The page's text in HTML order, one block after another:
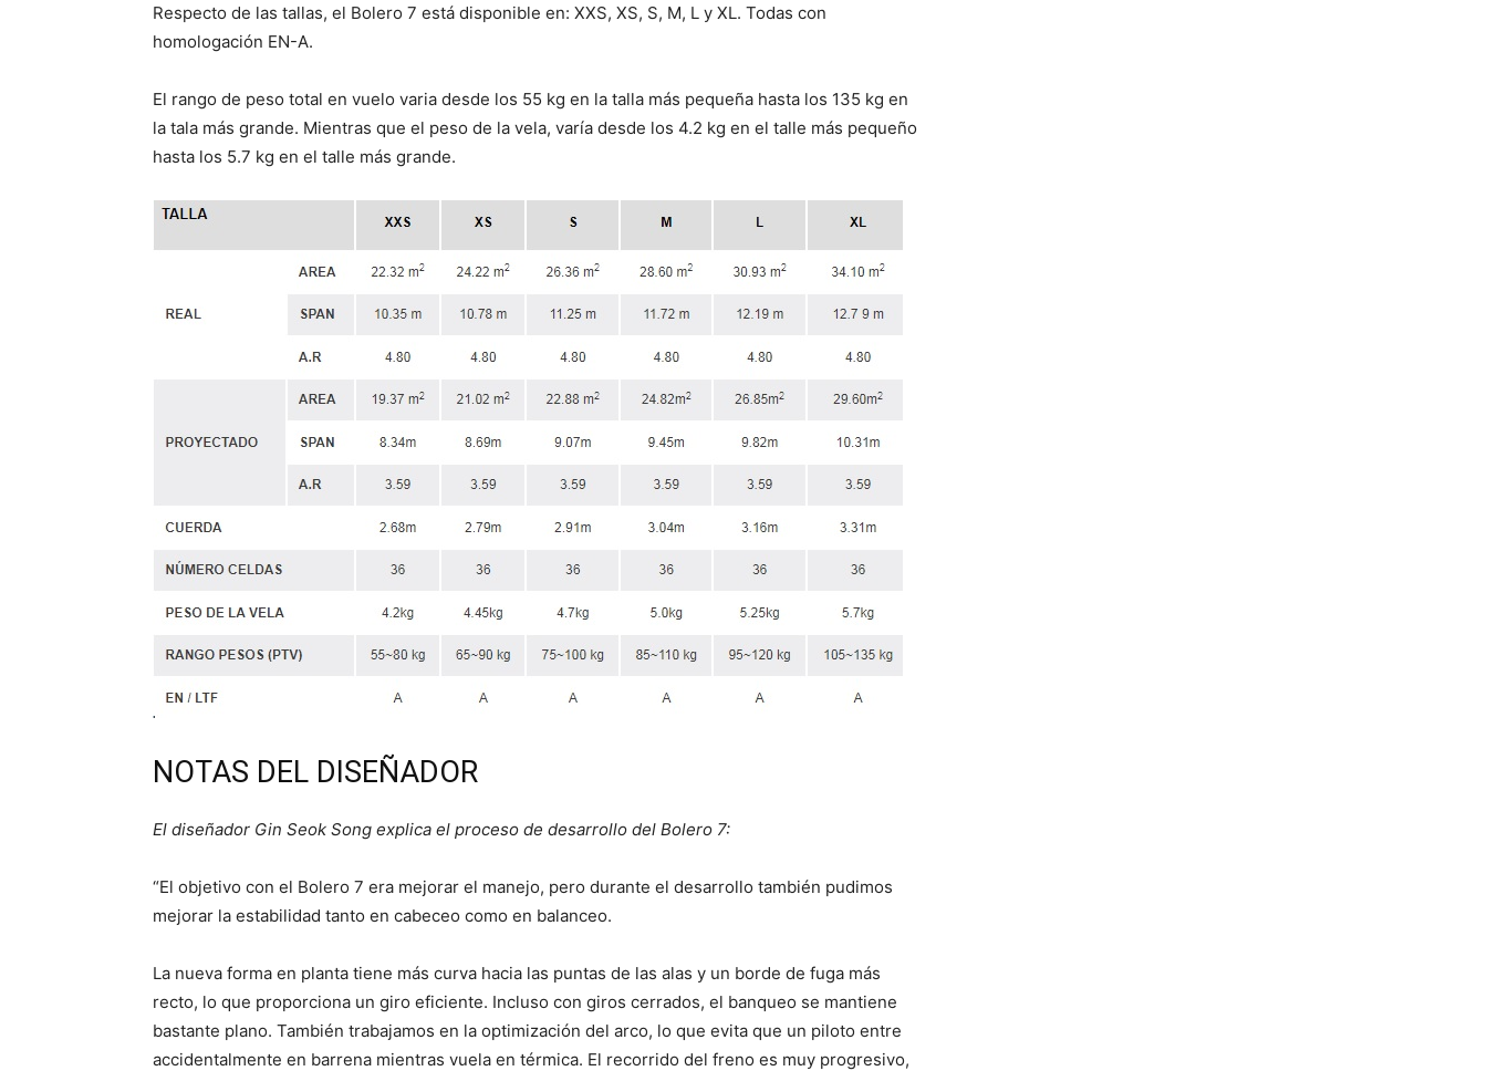
Respecto de las tallas, el Bolero 7 está disponible en: XXS, XS, S, M, L y XL. Todas con
homologación EN-A.
El rango de peso total en vuelo varia desde los 55 kg en la talla más pequeña hasta los 135 kg en
la tala más grande. Mientras que el peso de la vela, varía desde los 4.2 kg en el talle más pequeño
hasta los 5.7 kg en el talle más grande.
NOTAS DEL DISEÑADOR
El diseñador Gin Seok Song explica el proceso de desarrollo del Bolero 7:
“El objetivo con el Bolero 7 era mejorar el manejo, pero durante el desarrollo también pudimos
mejorar la estabilidad tanto en cabeceo como en balanceo.
La nueva forma en planta tiene más curva hacia las puntas de las alas y un borde de fuga más
recto, lo que proporciona un giro eficiente. Incluso con giros cerrados, el banqueo se mantiene
bastante plano. También trabajamos en la optimización del arco, lo que evita que un piloto entre
accidentalmente en barrena mientras vuela en térmica. El recorrido del freno es muy progresivo,